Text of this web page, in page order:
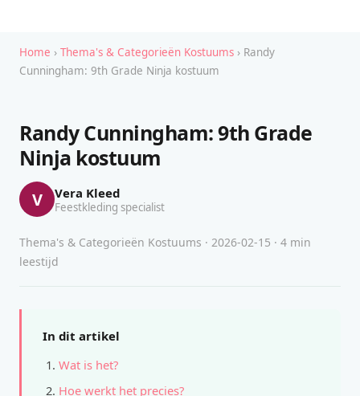
Home › Thema's & Categorieën Kostuums › Randy
Cunningham: 9th Grade Ninja kostuum
Randy Cunningham: 9th Grade
Ninja kostuum
V Vera Kleed
Feestkleding specialist
Thema's & Categorieën Kostuums · 2026-02-15 · 4 min
leestijd
In dit artikel
Wat is het?
Hoe werkt het precies?